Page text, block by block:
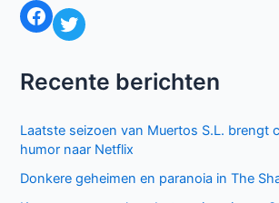
Facebook Twitter
Recente berichten
Laatste seizoen van Muertos S.L. brengt
humor naar Netflix
Donkere geheimen en paranoia in The